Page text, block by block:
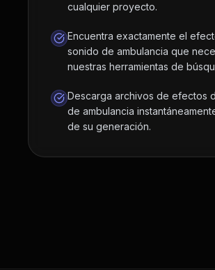
cualquier proyecto.
Encuentra exactamente el
sonido de ambulancia que
nuestras herramientas de
Descarga archivos de efectos
de ambulancia
de su generación.